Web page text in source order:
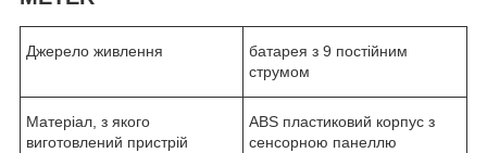
Джерело живлення
батарея з 9 постійним
струмом
Матеріал, з якого
виготовлений пристрій
ABS пластиковий корпус з
сенсорною панеллю